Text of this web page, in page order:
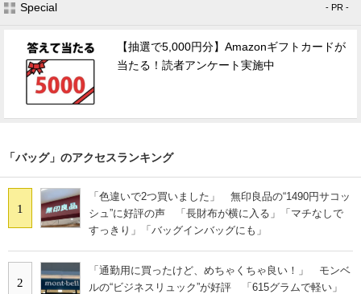
Special - PR -
【抽選で5,000円分】Amazonギフトカードが
当たる！読者アンケート実施中
「バッグ」のアクセスランキング
1
「色違いで2つ買いました」 無印良品の“1490円サコッ
シュ”に好評の声 「長財布が横に入る」「マチなしで
すっきり」「バッグインバッグにも」
2
「通勤用に買ったけど、めちゃくちゃ良い！」 モンベ
ルの“ビジネスリュック”が好評 「615グラムで軽い」